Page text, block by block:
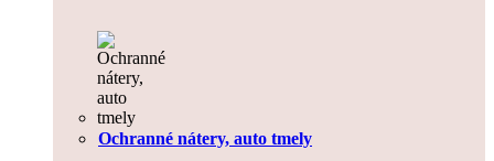
Ochranné nátery, auto tmely